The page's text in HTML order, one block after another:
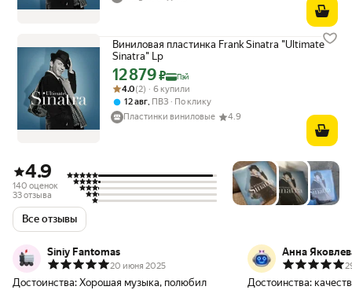
Виниловая пластинка Frank Sinatra "Ultimate
Sinatra" Lp
Цена с картой Яндекс Пэй 12879 ₽ вместо
12 879₽ Пэй
Рейтинг товара: 4.0 из 5
Оценок: (2) · 6 купили
4.0(2) · 6 купили
12 авг, ПВЗ
По клику
Пластинки виниловые
4.9
4.9
140 оценок
33 отзыва
Все отзывы
Siniy Fantomas
20 июня 2025
Достоинства: Хорошая музыка, полюбил
Анна
Достоинства: